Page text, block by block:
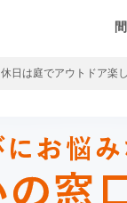
休日は庭でアウトドア楽